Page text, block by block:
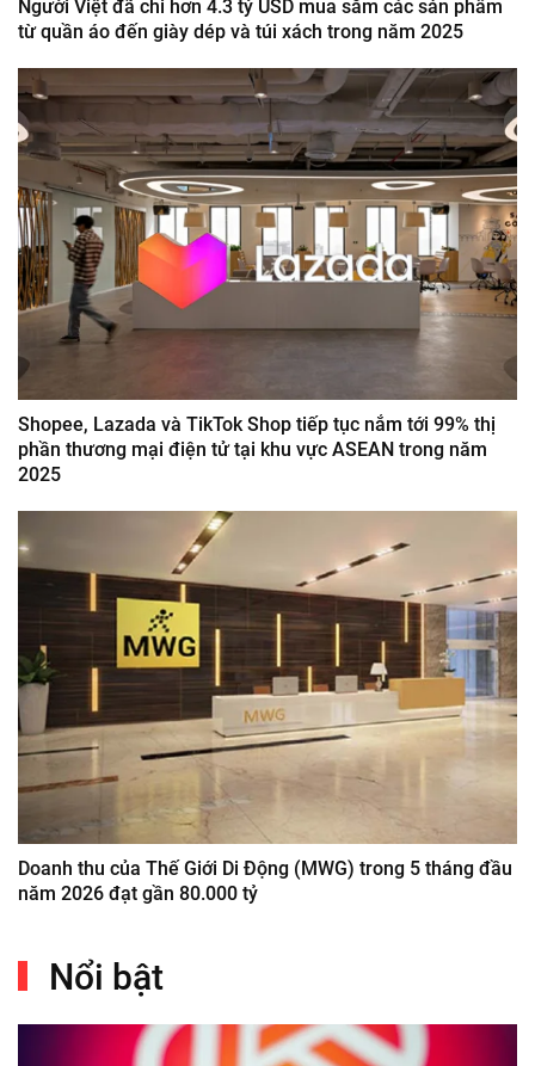
Người Việt đã chi hơn 4.3 tỷ USD mua sắm các sản phẩm
từ quần áo đến giày dép và túi xách trong năm 2025
Shopee, Lazada và TikTok Shop tiếp tục nắm tới 99% thị
phần thương mại điện tử tại khu vực ASEAN trong năm
2025
Doanh thu của Thế Giới Di Động (MWG) trong 5 tháng đầu
năm 2026 đạt gần 80.000 tỷ
Nổi bật